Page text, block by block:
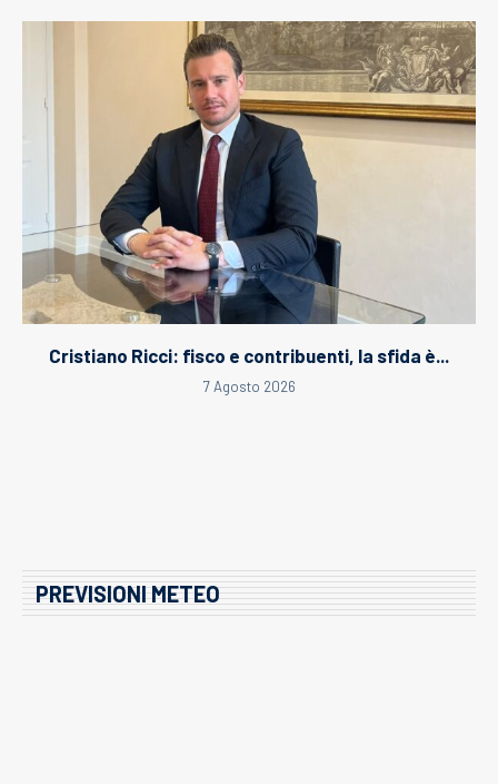
Cristiano Ricci: fisco e contribuenti, la sfida è...
7 Agosto 2026
PREVISIONI METEO